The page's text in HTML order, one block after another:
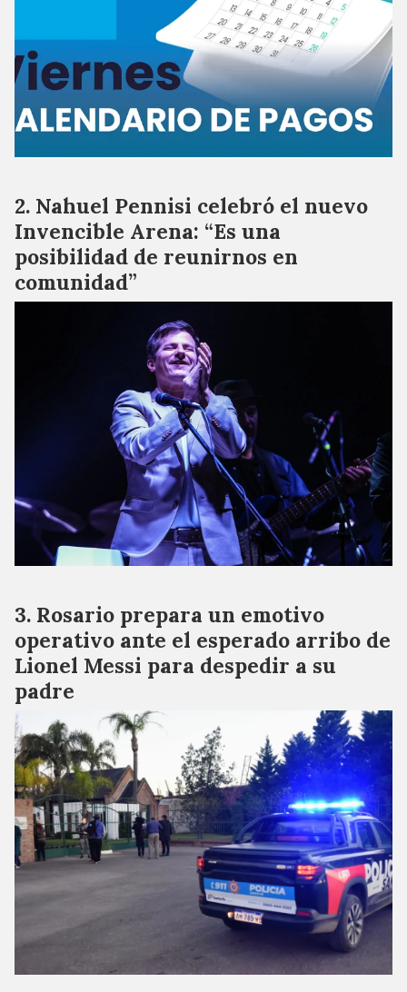
Nahuel Pennisi celebró el nuevo
Invencible Arena: “Es una
posibilidad de reunirnos en
comunidad”
Rosario prepara un emotivo
operativo ante el esperado arribo de
Lionel Messi para despedir a su
padre